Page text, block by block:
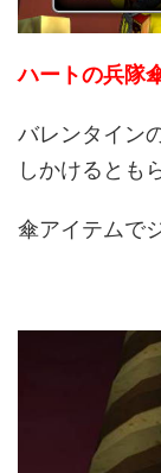
ハートの兵隊
バレンタイン
しかけるとも
傘アイテムで